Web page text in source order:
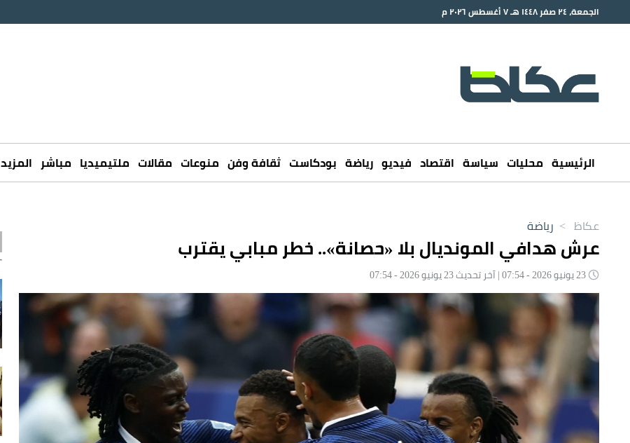
الجمعة، ٢٤ صفر ١٤٤٨ هـ ٧ أغسطس ٢٠٢٦ م
الرئيسية محليات سياسة اقتصاد فيديو رياضة بودكاست ثقافة وفن منوعات مقالات ملتيميديا مباشر المزيد
عكاظ > رياضة
عرش هدافي المونديال بلا «حصانة».. خطر مبابي يقترب